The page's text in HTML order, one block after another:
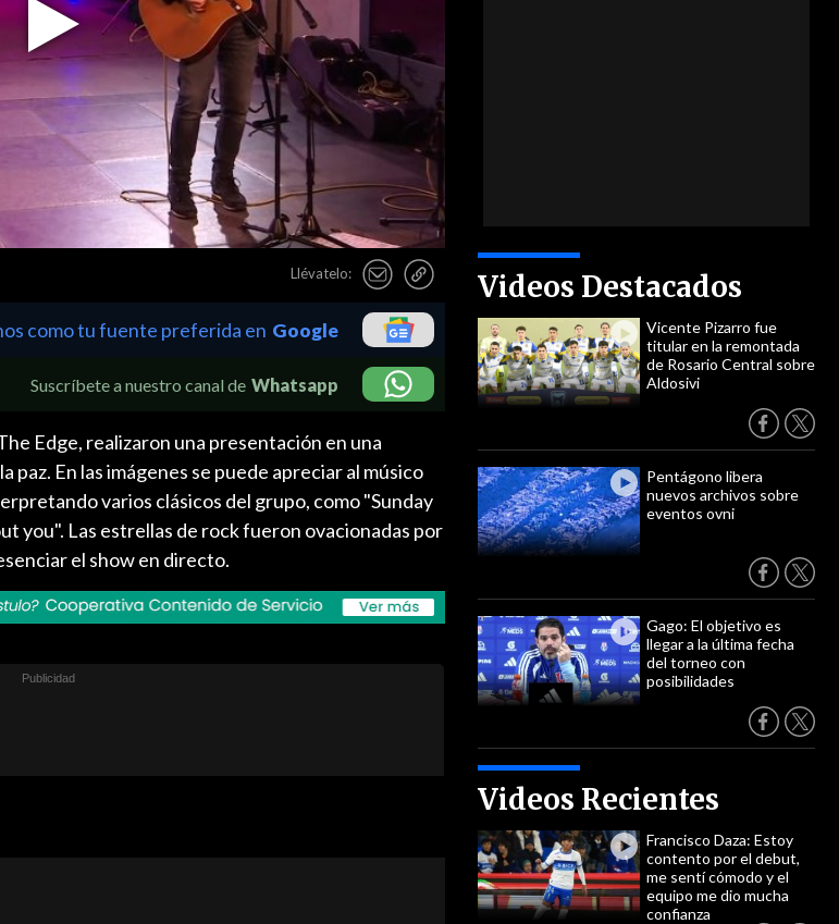
Video
Llévatelo: Videos Destacados
Vicente Pizarro fue
titular en la remontada
de Rosario Central sobre
Aldosivi
Pentágono libera
nuevos archivos sobre
eventos ovni
Gago: El objetivo es
llegar a la última fecha
del torneo con
posibilidades
Videos Recientes
Francisco Daza: Estoy
contento por el debut,
me sentí cómodo y el
equipo me dio mucha
confianza
como tu fuente preferida en Google
Suscríbete a nuestro canal de Whatsapp
Edge, realizaron una presentación en una
paz. En las imágenes se puede apreciar al músico
varios clásicos del grupo, como "Sunday
you". Las estrellas de rock fueron ovacionadas por
el show en directo.